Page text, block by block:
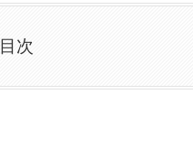
目次